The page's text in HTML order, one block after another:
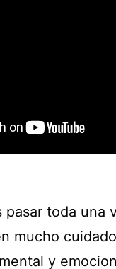
pasar toda una
mucho
y